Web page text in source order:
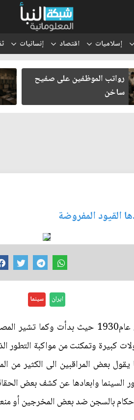
إسلاميات اقتصاد إنسانيات
رواتب الموظفين على صفيح
ساخن
القيود المفروضة
ايران سينما
السينما في إيران ومنذ انطلاقها الرسمي
كبيرة وتمكنت من مواكبة
بعض المراقبين الى الكثير من
وابعادها عن كشف بعض
بالسجن ضد بعض المخرجين أو